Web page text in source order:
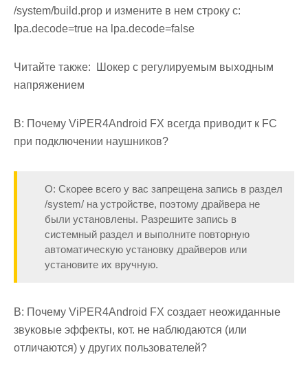
/system/build.prop и измените в нем строку с:
Ipa.decode=true на lpa.decode=false
Читайте также:
Шокер с регулируемым выходным
напряжением
В: Почему ViPER4Android FX всегда приводит к FC
при подключении наушников?
О: Скорее всего у вас запрещена запись в раздел
/system/ на устройстве, поэтому драйвера не
были установлены. Разрешите запись в
системный раздел и выполните повторную
автоматическую установку драйверов или
установите их вручную.
В: Почему ViPER4Android FX создает неожиданные
звуковые эффекты, кот. не наблюдаются (или
отличаются) у других пользователей?